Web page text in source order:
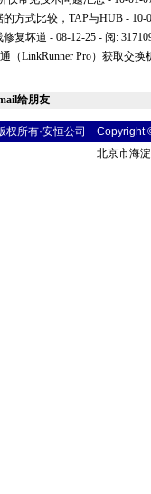
方式比较，TAP与HUB - 10-
修复坏道 - 08-12-25 - 阅:
（LinkRunner Pro）获取交换
给朋友
权所有·安恒公司
北京市海